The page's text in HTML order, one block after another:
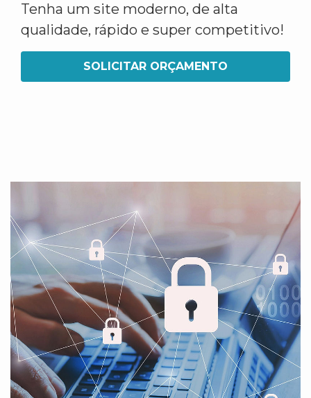
Tenha um site moderno, de alta
qualidade, rápido e super competitivo!
SOLICITAR ORÇAMENTO